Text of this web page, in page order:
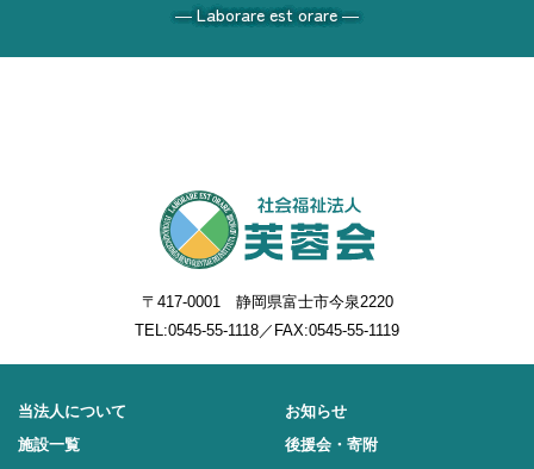
― Laborare est orare ―
〒417-0001 静岡県富士市今泉2220
TEL:0545-55-1118／FAX:0545-55-1119
当法人について
施設一覧
お知らせ
後援会・寄附